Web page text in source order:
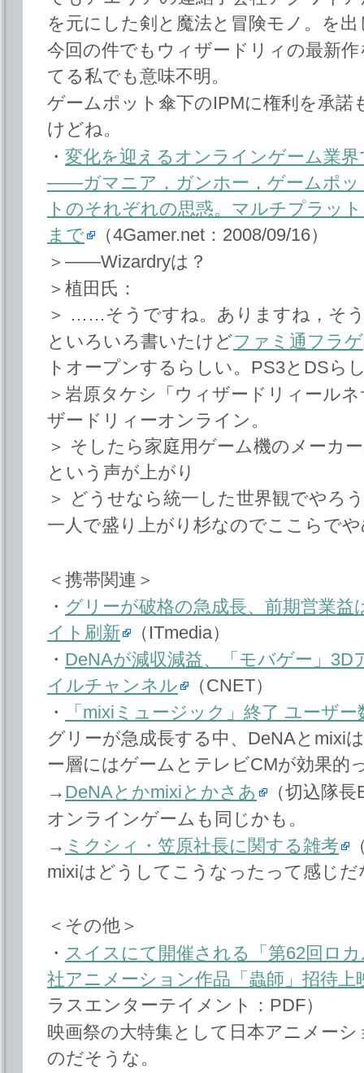
を元にした剣と魔法と冒険モノ。を
今回の件でもウィザードリィの最新
てる私でも意味不明。
ゲームポット傘下のIPMに権利を承
けどね。
・ 変化を迎えるオンラインゲーム業
――ガマニア，ガンホー，ゲームポッ
トのそれぞれの思惑。マルチプラッ
まで
（4Gamer.net：2008/09/16）
＞――Wizardryは？
＞植田氏：
＞ ……そうですね。ありますね，そ
といろいろ書いたけどファミ通フラゲ
トオープンするらしい。PS3とDSら
＞岩原タケシ「ウィザードリィール
ザードリィーオンライン。
＞ そしたら家庭用ゲーム機のメーカ
という声が上がり
＞ どうせなら統一した世界観でやろ
一人で盛り上がり杉なのでここらで
＜携帯関連＞
・ グリーが破格の急成長、前期営業益
イト刷新
（ITmedia）
・ DeNAが減収減益、「モバゲー」
イルチャンネル
（CNET）
・
「mixiミュージック」終了 ユーザ
グリーが急成長する中、DeNAとmixi
ー層にはゲームとテレビCMが効果的
→ DeNAとかmixiとかさあ
（切込隊
オンラインゲームも同じかも。
→ ミクシィ・笠原社長に関する雑考
mixiはどうしてこうなったって感じだ
＜その他＞
・ スイスにて開催される「第62回ロ
社アニメーション作品「蟲師」招待上
ラスエンターテイメント：PDF）
映画祭の大特集として日本アニメー
のだそうな。